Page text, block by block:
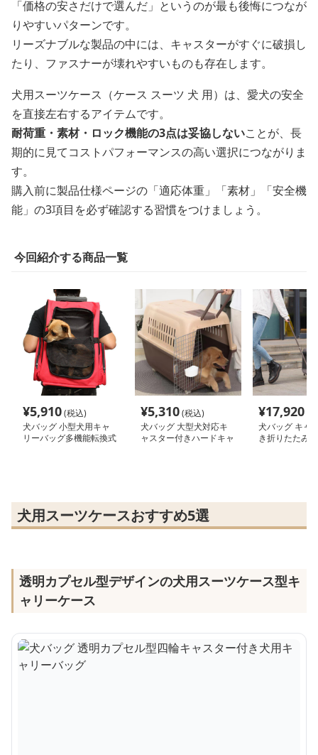
「価格の安さだけで選んだ」というのが最も後悔につなが
りやすいパターンです。
リーズナブルな製品の中には、キャスターがすぐに破損し
たり、ファスナーが壊れやすいものも存在します。
犬用スーツケース（ケース スーツ 犬 用）は、愛犬の安全
を直接左右するアイテムです。
耐荷重・素材・ロック機能の3点は妥協しないことが、長
期的に見てコストパフォーマンスの高い選択につながりま
す。
購入前に製品仕様ページの「適応体重」「素材」「安全機
能」の3項目を必ず確認する習慣をつけましょう。
今回紹介する商品一覧
¥5,910(税込)
犬バッグ 小型犬用キャ
リーバッグ多機能転換式
¥5,310(税込)
犬バッグ 大型犬対応キ
ャスター付きハードキャ
¥17,920
犬バッグ キャ
き折りたたみ
犬用スーツケースおすすめ5選
透明カプセル型デザインの犬用スーツケース型キ
ャリーケース